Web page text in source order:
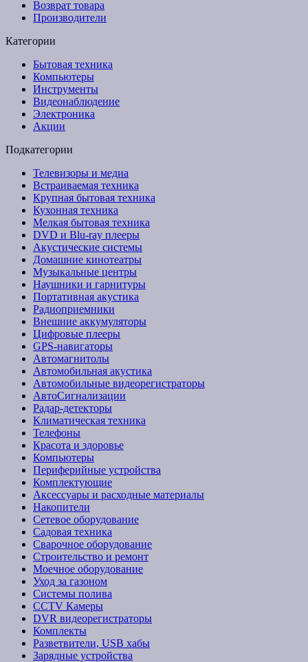
Возврат товара
Производители
Категории
Бытовая техника
Компьютеры
Инструменты
Видеонаблюдение
Электроника
Акции
Подкатегории
Телевизоры и медиа
Встраиваемая техника
Крупная бытовая техника
Кухонная техника
Мелкая бытовая техника
DVD и Blu-ray плееры
Акустические системы
Домашние кинотеатры
Музыкальные центры
Наушники и гарнитуры
Портативная акустика
Радиоприемники
Внешние аккумуляторы
Цифровые плееры
GPS-навигаторы
Автомагнитолы
Автомобильная акустика
Автомобильные видеорегистраторы
АвтоСигнализации
Радар-детекторы
Климатическая техника
Телефоны
Красота и здоровье
Компьютеры
Периферийные устройства
Комплектующие
Аксессуары и расходные материалы
Накопители
Сетевое оборудование
Садовая техника
Сварочное оборудование
Строительство и ремонт
Моечное оборудование
Уход за газоном
Системы полива
CCTV Камеры
DVR видеорегистраторы
Комплекты
Разветвители, USB хабы
Зарядные устройства